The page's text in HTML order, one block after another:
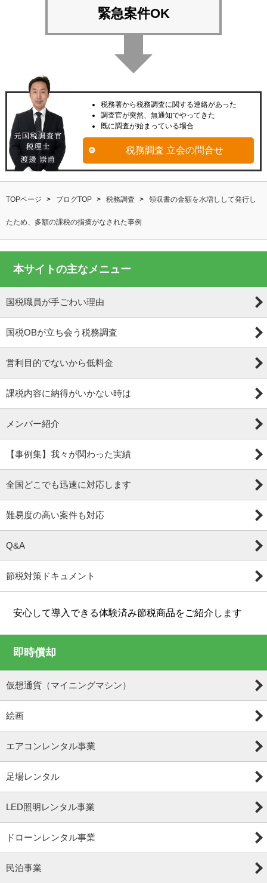
緊急案件OK
税務署から税務調査に関する連絡があった
調査官が突然、無通知でやってきた
既に調査が始まっている場合
税務調査 立会の問合せ
TOPページ ブログTOP 税務調査 領収書の金額を水増しして発行し
たため、多額の課税の指摘がなされた事例
本サイトの主なメニュー
国税職員が手ごわい理由
国税OBが立ち会う税務調査
営利目的でないから低料金
課税内容に納得がいかない時は
メンバー紹介
【事例集】我々が関わった実績
全国どこでも迅速に対応します
難易度の高い案件も対応
Q&A
節税対策ドキュメント
安心して導入できる体験済み節税商品をご紹介します
即時償却
仮想通貨（マイニングマシン）
絵画
エアコンレンタル事業
足場レンタル
LED照明レンタル事業
ドローンレンタル事業
民泊事業